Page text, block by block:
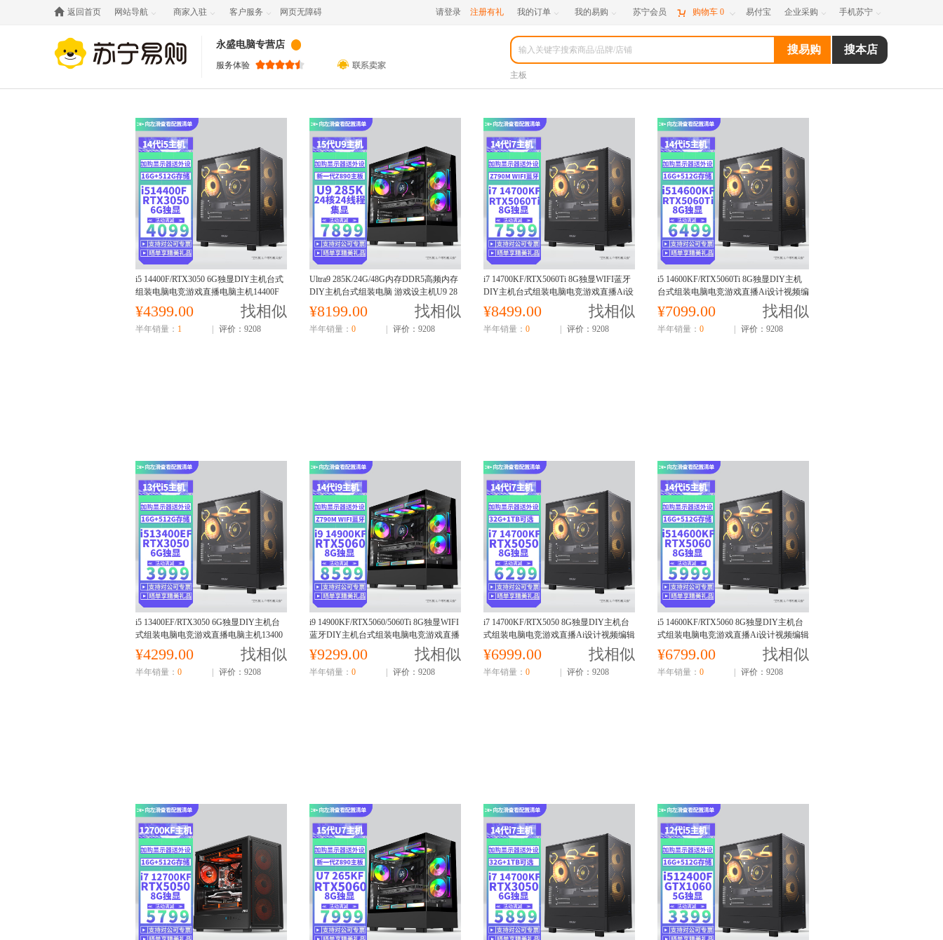
 返回首页 网站导航  商家入驻  客户服务  网页无障碍 请登录 注册有礼 我的订单  我的易购  苏宁会员  购物车 0  易付宝 企业采购  手机苏宁 
主板
永盛电脑专营店
服务体验
i5 14400F/RTX3050 6G独显DIY主机台式
组装电脑电竞游戏直播电脑主机14400F
主机
¥4399.00 找相似
半年销量： 1 评价：9208
Ultra9 285K/24G/48G内存DDR5高频内存
DIY主机台式组装电脑 游戏设主机U9 28
5K核显计直播电脑
¥8199.00 找相似
半年销量： 0 评价：9208
i7 14700KF/RTX5060Ti 8G独显WIFI蓝牙
DIY主机台式组装电脑电竞游戏直播Ai设
计视频编辑电脑主机14700KF主机
¥8499.00 找相似
半年销量： 0 评价：9208
i5 14600KF/RTX5060Ti 8G独显DIY主机
台式组装电脑电竞游戏直播Ai设计视频编
辑电脑主机14600KF主机
¥7099.00 找相似
半年销量： 0 评价：9208
i5 13400EF/RTX3050 6G独显DIY主机台
式组装电脑电竞游戏直播电脑主机13400
EF主机
¥4299.00 找相似
半年销量： 0 评价：9208
i9 14900KF/RTX5060/5060Ti 8G独显WIFI
蓝牙DIY主机台式组装电脑电竞游戏直播
Ai设计视频编辑电脑主机14900KF主机
¥9299.00 找相似
半年销量： 0 评价：9208
i7 14700KF/RTX5050 8G独显DIY主机台
式组装电脑电竞游戏直播Ai设计视频编辑
电脑主机14700KF主机
¥6999.00 找相似
半年销量： 0 评价：9208
i5 14600KF/RTX5060 8G独显DIY主机台
式组装电脑电竞游戏直播Ai设计视频编辑
电脑主机14600KF主机
¥6799.00 找相似
半年销量： 0 评价：9208